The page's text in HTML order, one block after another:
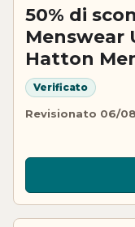
50% di
Menswear
Hatton
Verificato
Revisionato 06/